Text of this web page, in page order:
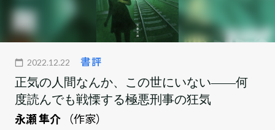
2022.12.22 書評
正気の人間なんか、この世にいない――何
度読んでも戦慄する極悪刑事の狂気
永瀬 隼介
（作家）